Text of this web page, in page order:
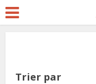
Trier par